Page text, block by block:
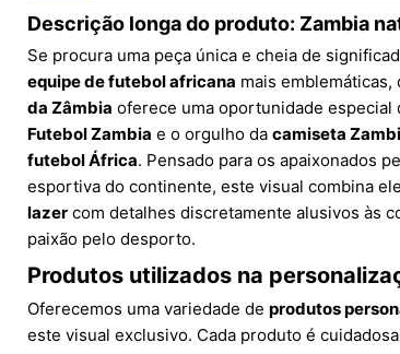
Descrição longa do produto: Zambia
Se procura uma peça única e cheia de
equipe de futebol africana mais
da Zâmbia oferece uma oportunidade especial
Futebol Zambia e o orgulho da camiseta
futebol África. Pensado para os apaixonados
esportiva do continente, este visual combina
lazer com detalhes discretamente alusivos às
paixão pelo desporto.
Produtos utilizados na
Oferecemos uma variedade de produtos
este visual exclusivo. Cada produto é